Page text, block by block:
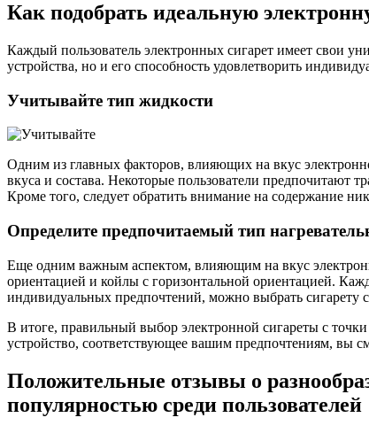
Как подобрать идеальную
Каждый пользователь электронных сигарет имеет свои
устройства, но и его способность удовлетворить
Учитывайте тип жидкости
Одним из главных факторов, влияющих на вкус
вкуса и состава. Некоторые пользователи предпочитают
Кроме того, следует обратить внимание на содержание
Определите предпочитаемый тип
Еще одним важным аспектом, влияющим на вкус
ориентацией и койлы с горизонтальной ориентацией.
индивидуальных предпочтений, можно выбрать сигарету
В итоге, правильный выбор электронной сигареты с
устройство, соответствующее вашим предпочтениям, вы
Положительные отзывы о
популярностью среди пользователей